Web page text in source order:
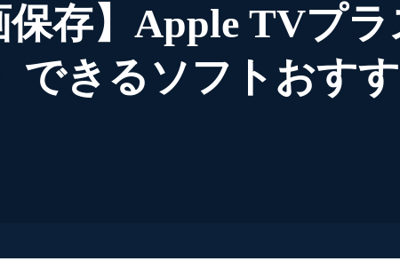
保存】Apple TVプ
できるソフトおす